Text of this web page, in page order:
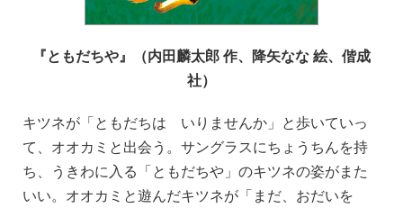
『ともだちや』（内田麟太郎 作、降矢なな 絵、偕成
社）
キツネが「ともだちは いりませんか」と歩いていっ
て、オオカミと出会う。サングラスにちょうちんを持
ち、うきわに入る「ともだちや」のキツネの姿がまた
いい。オオカミと遊んだキツネが「まだ、おだいを